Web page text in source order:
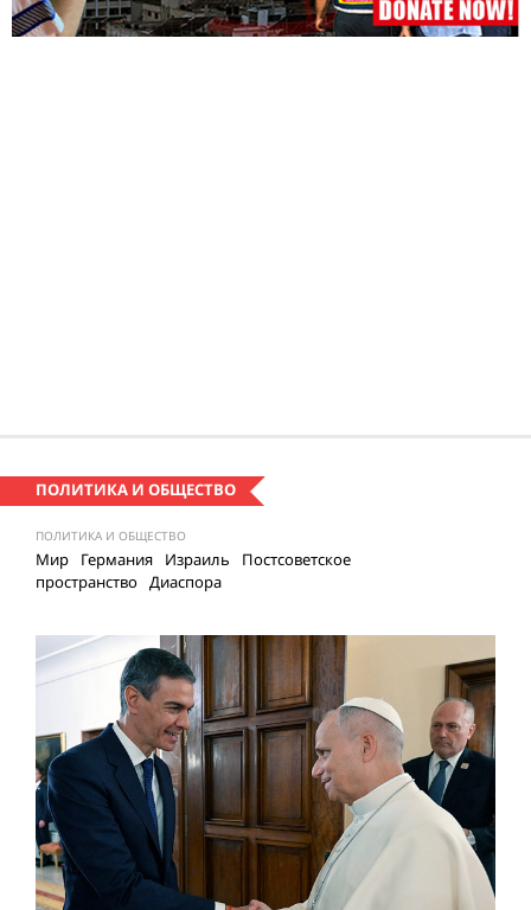
ПОЛИТИКА И ОБЩЕСТВО
ПОЛИТИКА И ОБЩЕСТВО
Мир Германия Израиль
Постсоветское
пространство Диаспора